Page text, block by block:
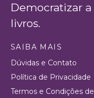
Democratizar
livros.
SAIBA MAIS
Dúvidas e Contato
Política de Privacidade
Termos e Condições